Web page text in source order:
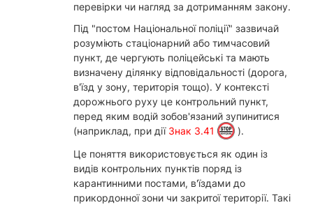
перевірки чи нагляд за дотриманням закону.​
Під "постом Національної поліції" зазвичай
розуміють стаціонарний або тимчасовий
пункт, де чергують поліцейські та мають
визначену ділянку відповідальності (дорога,
в'їзд у зону, територія тощо). У контексті
дорожнього руху це контрольний пункт,
перед яким водій зобов'язаний зупинитися
(наприклад, при дії Знак 3.41
).​
Це поняття використовується як один із
видів контрольних пунктів поряд із
карантинними постами, в'їздами до
прикордонної зони чи закритої території. Такі